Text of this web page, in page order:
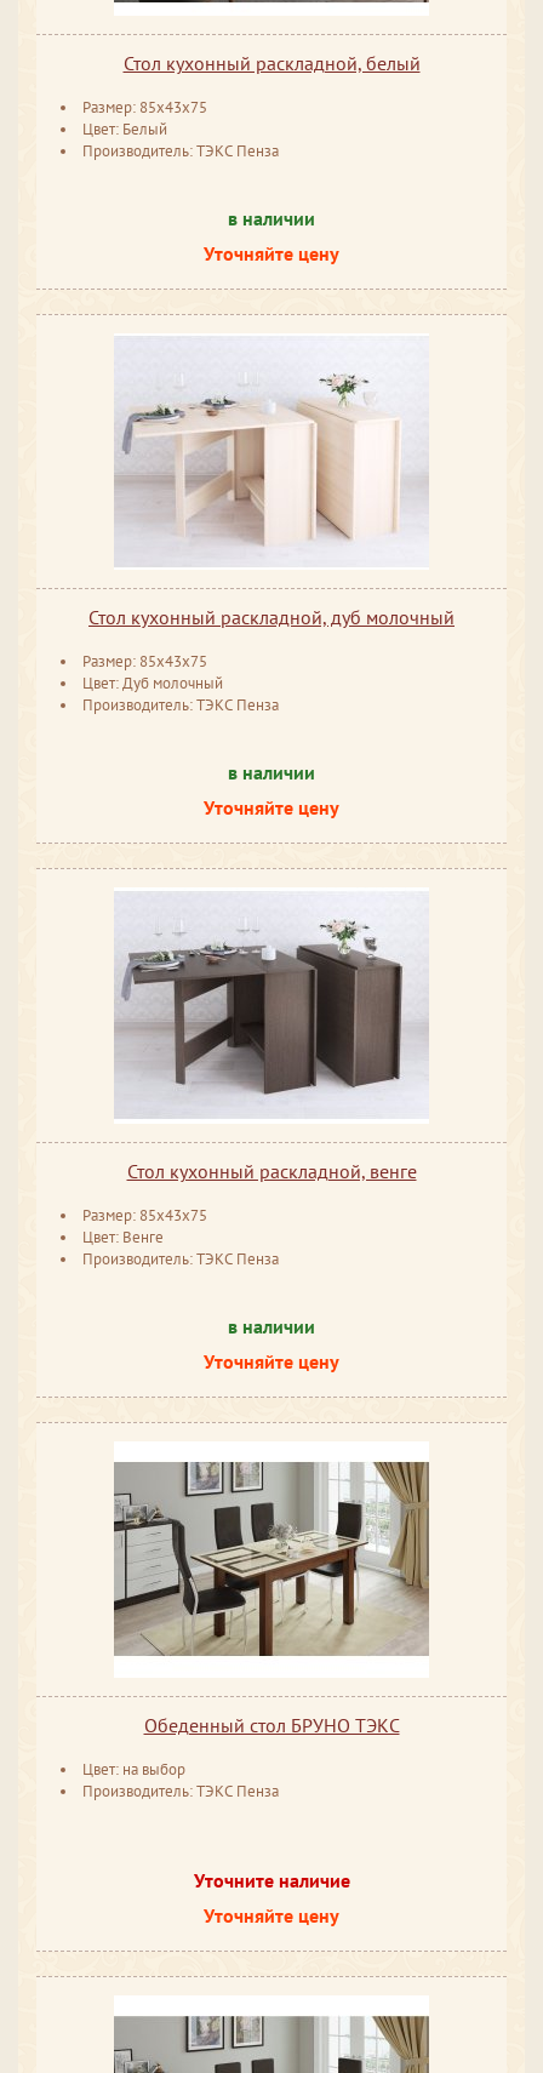
Стол кухонный раскладной, белый
Размер: 85x43x75
Цвет: Белый
Производитель: ТЭКС Пенза
в наличии
Уточняйте цену
Стол кухонный раскладной, дуб молочный
Размер: 85x43x75
Цвет: Дуб молочный
Производитель: ТЭКС Пенза
в наличии
Уточняйте цену
Стол кухонный раскладной, венге
Размер: 85x43x75
Цвет: Венге
Производитель: ТЭКС Пенза
в наличии
Уточняйте цену
Обеденный стол БРУНО ТЭКС
Цвет: на выбор
Производитель: ТЭКС Пенза
Уточните наличие
Уточняйте цену